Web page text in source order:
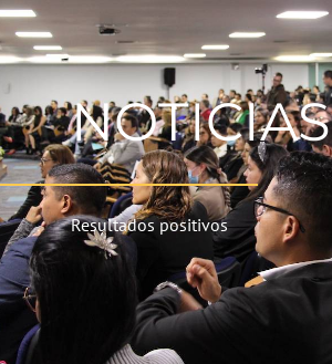
NOTICIAS
Resultados positivos